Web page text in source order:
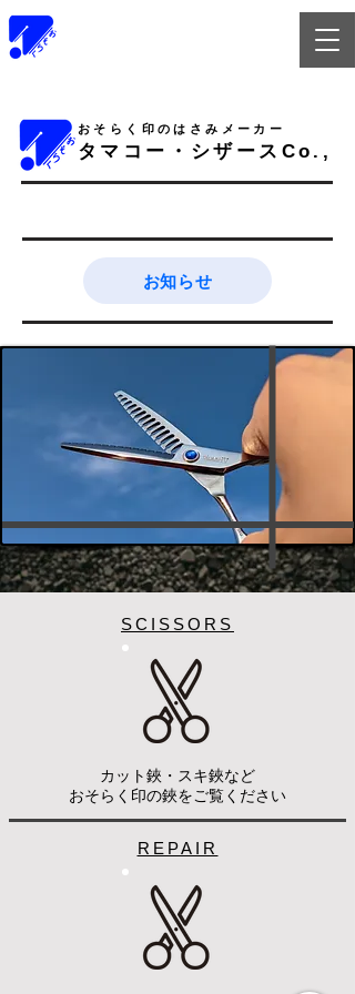
おそらく印のはさみメーカー
​タマコー・シザースCo.,
お知らせ
SCISSORS
カット鋏・スキ鋏など
​おそらく印の鋏をご覧ください
REPAIR